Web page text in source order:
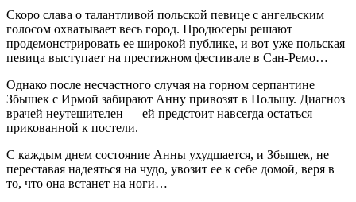
Скоро слава о талантливой польской певице с ангельским
голосом охватывает весь город. Продюсеры решают
продемонстрировать ее широкой публике, и вот уже польская
певица выступает на престижном фестивале в Сан-Ремо…
Однако после несчастного случая на горном серпантине
Збышек с Ирмой забирают Анну привозят в Польшу. Диагноз
врачей неутешителен — ей предстоит навсегда остаться
прикованной к постели.
С каждым днем состояние Анны ухудшается, и Збышек, не
переставая надеяться на чудо, увозит ее к себе домой, веря в
то, что она встанет на ноги…